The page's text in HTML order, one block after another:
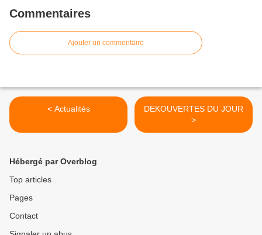
Commentaires
Ajouter un commentaire
< Actualités
DEKOUVERTES DU JOUR
>
Hébergé par Overblog
Top articles
Pages
Contact